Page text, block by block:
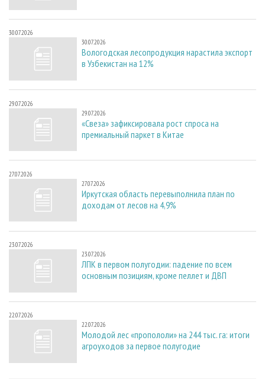
30.07.2026
30.07.2026
Вологодская лесопродукция нарастила экспорт
в Узбекистан на 12%
29.07.2026
29.07.2026
«Свеза» зафиксировала рост спроса на
премиальный паркет в Китае
27.07.2026
27.07.2026
Иркутская область перевыполнила план по
доходам от лесов на 4,9%
23.07.2026
23.07.2026
ЛПК в первом полугодии: падение по всем
основным позициям, кроме пеллет и ДВП
22.07.2026
22.07.2026
Молодой лес «пропололи» на 244 тыс. га: итоги
агроуходов за первое полугодие